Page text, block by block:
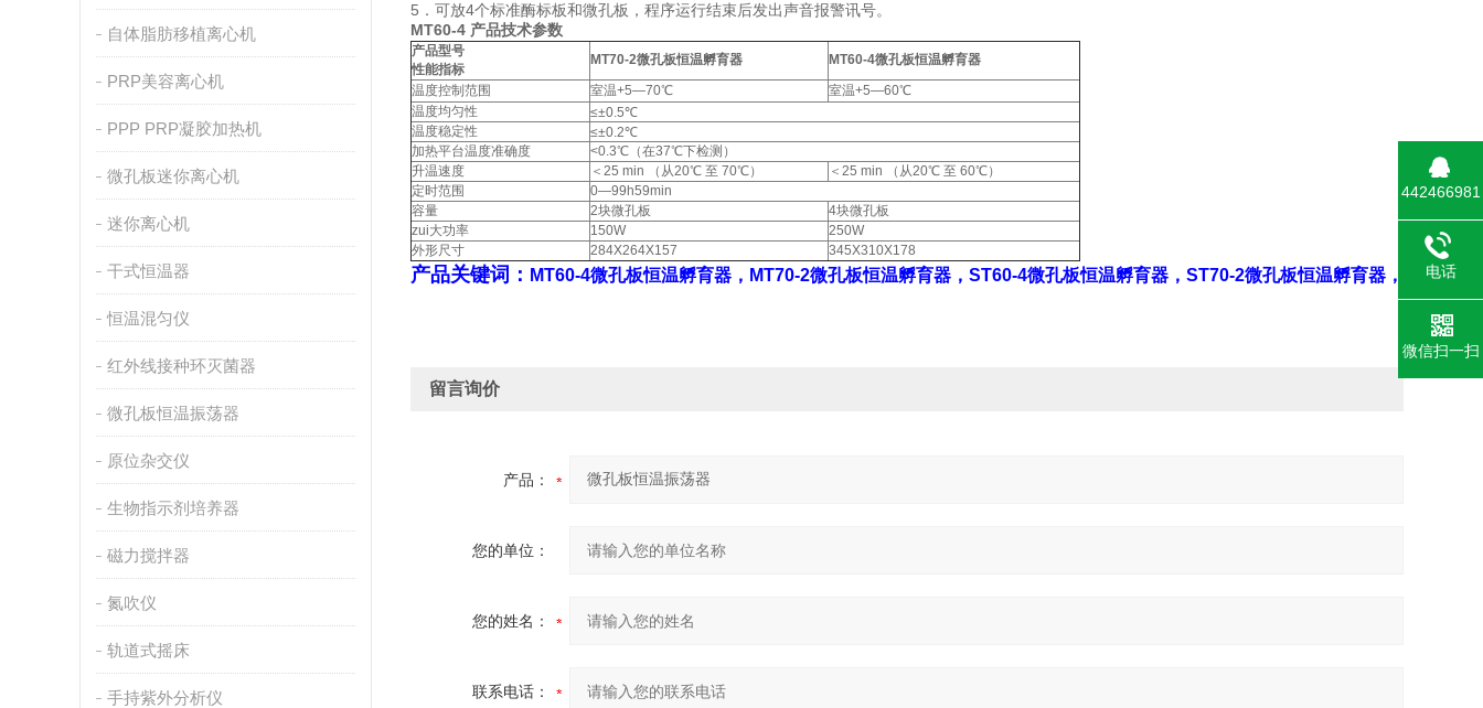
自体脂肪移植离心机
PRP美容离心机
PPP PRP凝胶加热机
微孔板迷你离心机
迷你离心机
干式恒温器
恒温混匀仪
红外线接种环灭菌器
微孔板恒温振荡器
原位杂交仪
生物指示剂培养器
磁力搅拌器
氮吹仪
轨道式摇床
手持紫外分析仪
5．可放4个标准酶标板和微孔板，程序运行结束后发出声音报警讯号。
MT60-4 产品技术参数
产品型号
性能指标
MT70-2微孔板恒温孵育器
MT60-4微孔板恒温孵育器
温度控制范围
室温+5—70℃
室温+5—60℃
温度均匀性
≤±0.5℃
温度稳定性
≤±0.2℃
加热平台温度准确度
<0.3℃（在37℃下检测）
升温速度
＜25 min （从20℃ 至 70℃）
＜25 min （从20℃ 至 60℃）
定时范围
0—99h59min
容量
2块微孔板
4块微孔板
zui大功率
150W
250W
外形尺寸
284X264X157 345X310X178
产品关键词： MT60-4微孔板恒温孵育器，MT70-2微孔板恒温孵育器，ST60-4微孔板恒温孵育器，ST70-2微孔板恒温孵育器，
留言询价
产品：
您的单位：
您的姓名：
联系电话：
442466981
电话
微信扫一扫